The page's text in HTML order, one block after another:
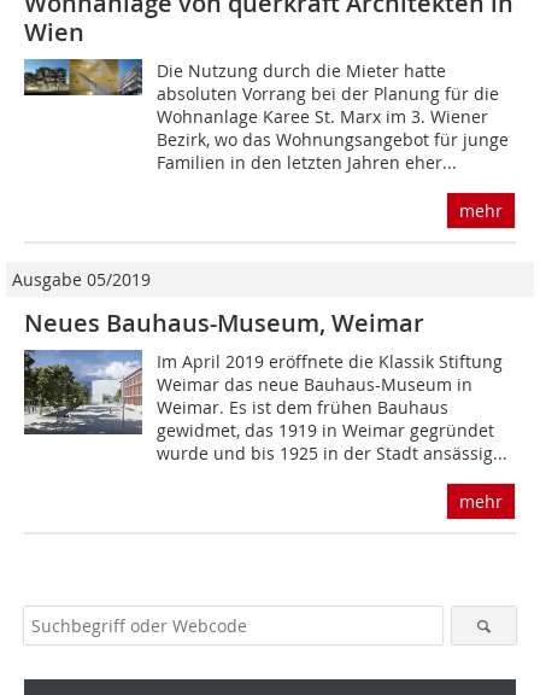
Wien
Die Nutzung durch die Mieter hatte
absoluten Vorrang bei der Planung für die
Wohnanlage Karee St. Marx im 3. Wiener
Bezirk, wo das Wohnungsangebot für junge
Familien in den letzten Jahren eher...
mehr
Ausgabe 05/2019
Neues Bauhaus-Museum, Weimar
Im April 2019 eröffnete die Klassik Stiftung
Weimar das neue Bauhaus-Museum in
Weimar. Es ist dem frühen Bauhaus
gewidmet, das 1919 in Weimar gegründet
wurde und bis 1925 in der Stadt ansässig...
mehr